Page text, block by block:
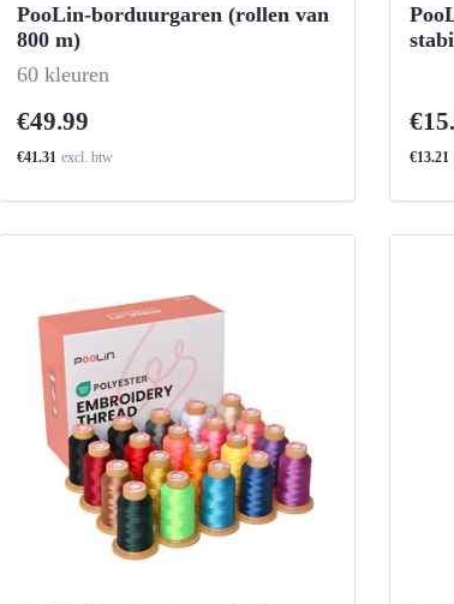
PooLin-borduurgaren (rollen van
800 m)
60 kleuren
€49.99
€41.31 excl. btw €13.21